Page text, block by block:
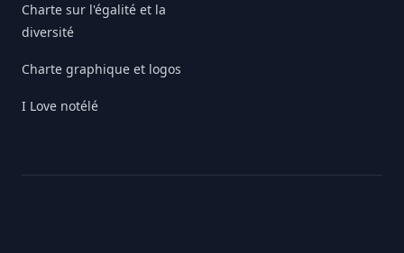
Charte sur l'égalité et la
diversité
Charte graphique et logos
I Love notélé